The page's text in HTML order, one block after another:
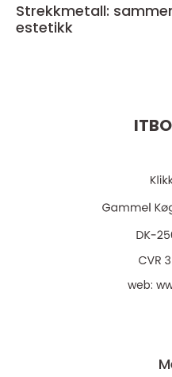
Strekkmetall:
estetikk
web: